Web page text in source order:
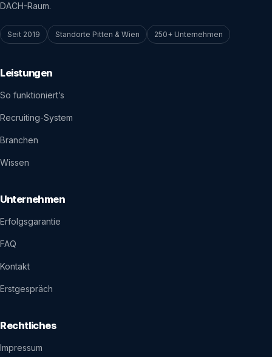
DACH-Raum.
Seit 2019 Standorte Pitten & Wien 250+ Unternehmen
Leistungen
So funktioniert’s
Recruiting-System
Branchen
Wissen
Unternehmen
Erfolgsgarantie
FAQ
Kontakt
Erstgespräch
Rechtliches
Impressum